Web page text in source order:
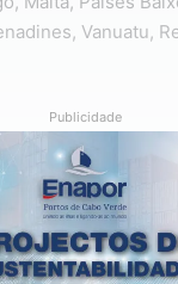
Vanuatu,
Publicidade